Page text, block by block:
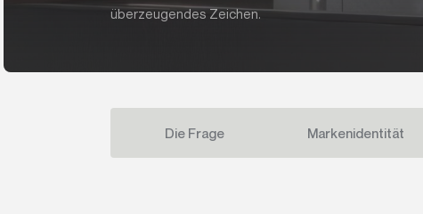
überzeugendes Zeichen.
Die Frage Markenidentität